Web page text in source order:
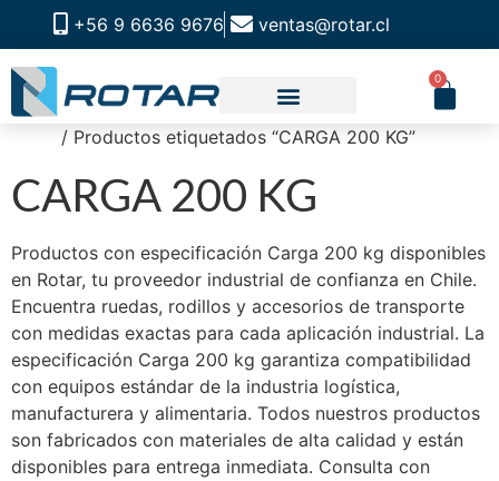
+56 9 6636 9676 ventas@rotar.cl
0
/ Productos etiquetados “CARGA 200 KG”
CARGA 200 KG
Productos con especificación Carga 200 kg disponibles
en Rotar, tu proveedor industrial de confianza en Chile.
Encuentra ruedas, rodillos y accesorios de transporte
con medidas exactas para cada aplicación industrial. La
especificación Carga 200 kg garantiza compatibilidad
con equipos estándar de la industria logística,
manufacturera y alimentaria. Todos nuestros productos
son fabricados con materiales de alta calidad y están
disponibles para entrega inmediata. Consulta con